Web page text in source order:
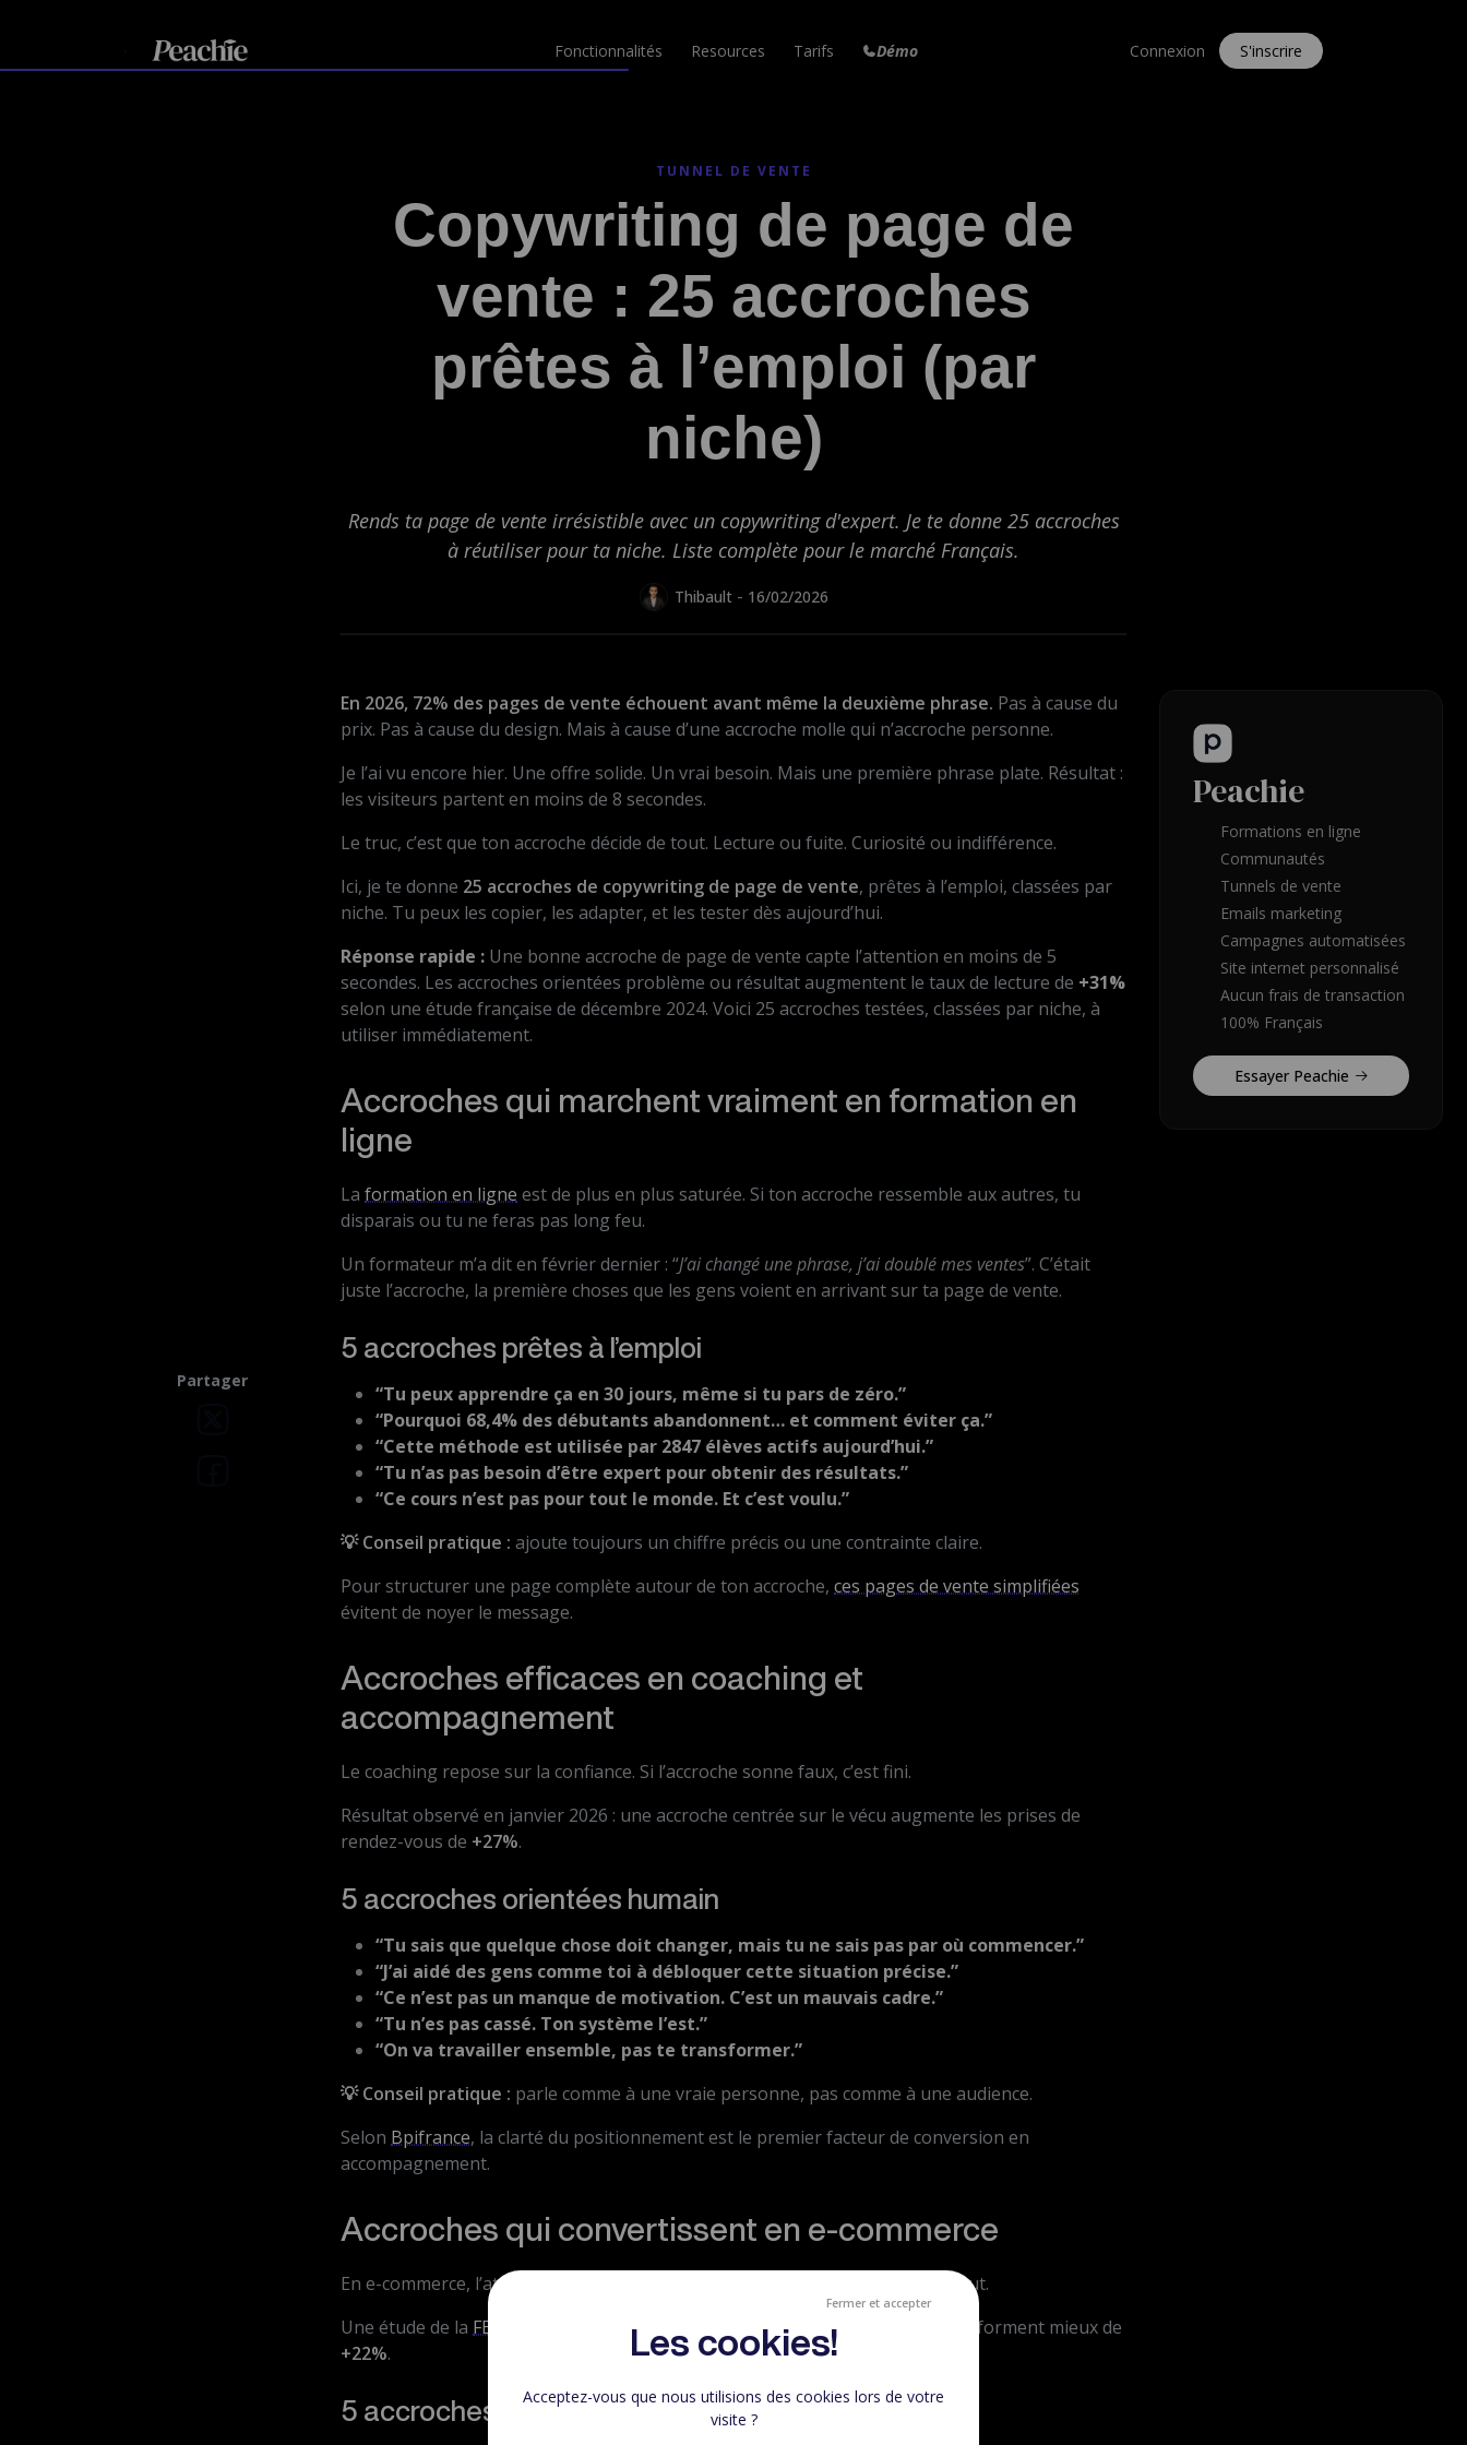
Fermer et accepter
Les cookies!
Acceptez-vous que nous utilisions des cookies lors de votre
visite ?
Fonctionnalités
Campagne Email
Envois en automatiques
Tunnel de Vente
Augmentez vos conversions
Articles de blog
Votre propre blog
Factures Automatiques
Site internet Espace de travail
Communauté Peach Nouveau!
Votre agent IA personnel
Resources
Aide
Réponses à vos questions
Nouveautés
Dernières mises à jour
Blog
Tarifs Démo Connexion S'inscrire
TUNNEL DE VENTE
Copywriting de page de
vente : 25 accroches
prêtes à l’emploi (par
niche)
Rends ta page de vente irrésistible avec un copywriting d'expert. Je te donne 25 accroches
à réutiliser pour ta niche. Liste complète pour le marché Français.
Thibault - 16/02/2026
Partager
Peachie
Formations en ligne
Communautés
Tunnels de vente
Emails marketing
Campagnes automatisées
Site internet personnalisé
Aucun frais de transaction
100% Français
Essayer Peachie
En 2026, 72% des pages de vente échouent avant même la deuxième phrase. Pas à cause du
prix. Pas à cause du design. Mais à cause d’une accroche molle qui n’accroche personne.
Je l’ai vu encore hier. Une offre solide. Un vrai besoin. Mais une première phrase plate. Résultat :
les visiteurs partent en moins de 8 secondes.
Le truc, c’est que ton accroche décide de tout. Lecture ou fuite. Curiosité ou indifférence.
Ici, je te donne 25 accroches de copywriting de page de vente, prêtes à l’emploi, classées par
niche. Tu peux les copier, les adapter, et les tester dès aujourd’hui.
Réponse rapide : Une bonne accroche de page de vente capte l’attention en moins de 5
secondes. Les accroches orientées problème ou résultat augmentent le taux de lecture de +31%
selon une étude française de décembre 2024. Voici 25 accroches testées, classées par niche, à
utiliser immédiatement.
Accroches qui marchent vraiment en formation en
ligne
La formation en ligne est de plus en plus saturée. Si ton accroche ressemble aux autres, tu
disparais ou tu ne feras pas long feu.
Un formateur m’a dit en février dernier : “J’ai changé une phrase, j’ai doublé mes ventes”. C’était
juste l’accroche, la première choses que les gens voient en arrivant sur ta page de vente.
5 accroches prêtes à l’emploi
“Tu peux apprendre ça en 30 jours, même si tu pars de zéro.”
“Pourquoi 68,4% des débutants abandonnent… et comment éviter ça.”
“Cette méthode est utilisée par 2847 élèves actifs aujourd’hui.”
“Tu n’as pas besoin d’être expert pour obtenir des résultats.”
“Ce cours n’est pas pour tout le monde. Et c’est voulu.”
💡 Conseil pratique : ajoute toujours un chiffre précis ou une contrainte claire.
Pour structurer une page complète autour de ton accroche, ces pages de vente simplifiées
évitent de noyer le message.
Accroches efficaces en coaching et
accompagnement
Le coaching repose sur la confiance. Si l’accroche sonne faux, c’est fini.
Résultat observé en janvier 2026 : une accroche centrée sur le vécu augmente les prises de
rendez-vous de +27%.
5 accroches orientées humain
“Tu sais que quelque chose doit changer, mais tu ne sais pas par où commencer.”
“J’ai aidé des gens comme toi à débloquer cette situation précise.”
“Ce n’est pas un manque de motivation. C’est un mauvais cadre.”
“Tu n’es pas cassé. Ton système l’est.”
“On va travailler ensemble, pas te transformer.”
💡 Conseil pratique : parle comme à une vraie personne, pas comme à une audience.
Selon Bpifrance, la clarté du positionnement est le premier facteur de conversion en
accompagnement.
Accroches qui convertissent en e-commerce
En e-commerce, l’attention est ultra courte. Ton accroche doit aller droit au but.
Une étude de la FEVAD
montre que les pages orientées bénéfice immédiat performent mieux de
+22%.
5 accroches orientées achat